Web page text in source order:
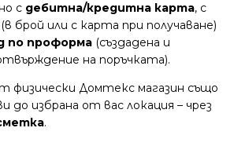
с дебитна/кредитна карта, с
(в брой или с карта при получаване)
по проформа (създадена и
на поръчката).
физически Домтекс магазин също
до избрана от вас локация – чрез
.